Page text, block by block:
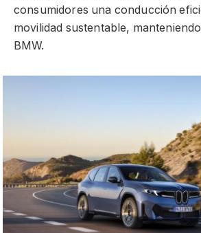
consumidores una conducción
movilidad sustentable,
BMW.